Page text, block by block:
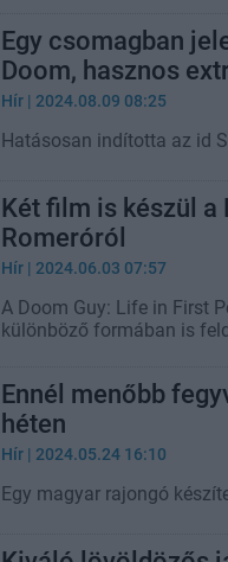
Egy csomagban
Doom, hasznos
Hír | 2024.08.09 08:25
Hatásosan indította az id
Két film is készül
Romeróról
Hír | 2024.06.03 07:57
A Doom Guy: Life in First
különböző formában is
Ennél menőbb
héten
Hír | 2024.05.24 16:10
Egy magyar rajongó